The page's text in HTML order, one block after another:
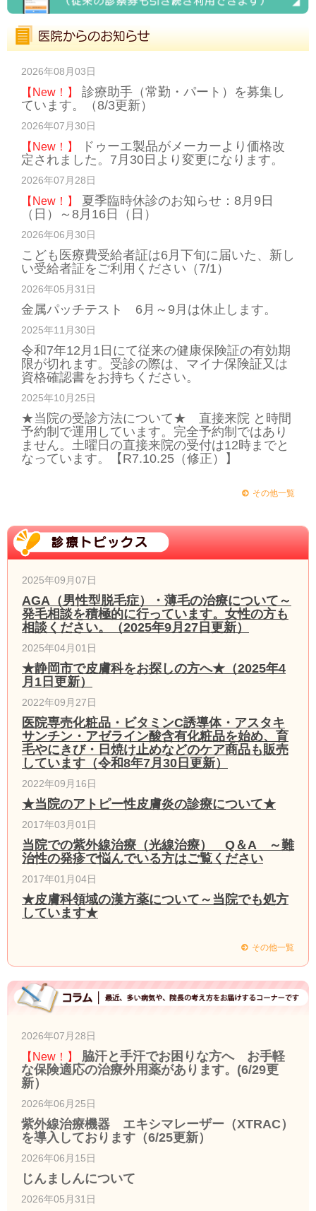
2026年08月03日
【New！】
診療助手（常勤・パート）を募集し
ています。（8/3更新）
2026年07月30日
【New！】
ドゥーエ製品がメーカーより価格改
定されました。7月30日より変更になります。
2026年07月28日
【New！】
夏季臨時休診のお知らせ：8月9日
（日）～8月16日（日）
2026年06月30日
こども医療費受給者証は6月下旬に届いた、新し
い受給者証をご利用ください（7/1）
2026年05月31日
金属パッチテスト 6月～9月は休止します。
2025年11月30日
令和7年12月1日にて従来の健康保険証の有効期
限が切れます。受診の際は、マイナ保険証又は
資格確認書をお持ちください。
2025年10月25日
★当院の受診方法について★ 直接来院 と時間
予約制で運用しています。完全予約制ではあり
ません。土曜日の直接来院の受付は12時までと
なっています。【R7.10.25（修正）】
その他一覧
2025年09月07日
AGA（男性型脱毛症）・薄毛の治療について～
発毛相談を積極的に行っています。女性の方も
相談ください。（2025年9月27日更新）
2025年04月01日
★静岡市で皮膚科をお探しの方へ★（2025年4
月1日更新）
2022年09月27日
医院専売化粧品・ビタミンC誘導体・アスタキ
サンチン・アゼライン酸含有化粧品を始め、育
毛やにきび・日焼け止めなどのケア商品も販売
しています（令和8年7月30日更新）
2022年09月16日
★当院のアトピー性皮膚炎の診療について★
2017年03月01日
当院での紫外線治療（光線治療） Q＆A ～難
治性の発疹で悩んでいる方はご覧ください
2017年01月04日
★皮膚科領域の漢方薬について～当院でも処方
しています★
その他一覧
2026年07月28日
【New！】
脇汗と手汗でお困りな方へ お手軽
な保険適応の治療外用薬があります。(6/29更
新）
2026年06月25日
紫外線治療機器 エキシマレーザー（XTRAC）
を導入しております（6/25更新）
2026年06月15日
じんましんについて
2026年05月31日